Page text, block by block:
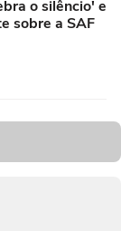
o silêncio' e
sobre a SAF